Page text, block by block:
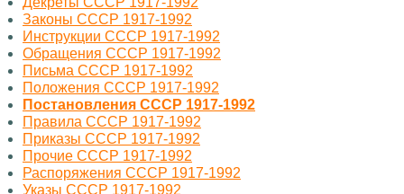
Законы СССР 1917-1992
Инструкции СССР 1917-1992
Обращения СССР 1917-1992
Письма СССР 1917-1992
Положения СССР 1917-1992
Постановления СССР 1917-1992
Правила СССР 1917-1992
Приказы СССР 1917-1992
Прочие СССР 1917-1992
Распоряжения СССР 1917-1992
Указы СССР 1917-1992